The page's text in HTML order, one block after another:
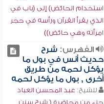
استخدام الحائض) إلى (باب في
الذي يقرأ القرآن ورأسه في حجر
امرأته وهي حائض))
الفهرس: شرح
حديث أنس في بول ما
يؤكل لحمه من طريق
أخرى , بول ما يؤكل لحمه
للشيخ: عبد المحسن العباد
جزء من محاضرة ( شرح سنن